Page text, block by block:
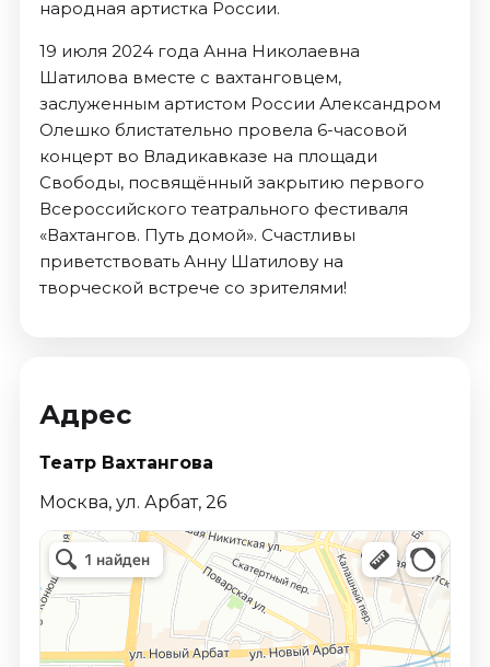
Январь 2027
Площадки
народная артистка России.
19 июля 2024 года Анна Николаевна
Шатилова вместе с вахтанговцем,
заслуженным артистом России Александром
Олешко блистательно провела 6-часовой
концерт во Владикавказе на площади
Свободы, посвящённый закрытию первого
Всероссийского театрального фестиваля
«Вахтангов. Путь домой». Счастливы
приветствовать Анну Шатилову на
творческой встрече со зрителями!
Адрес
Театр Вахтангова
Москва, ул. Арбат, 26